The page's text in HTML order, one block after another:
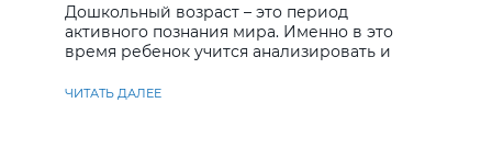
Дошкольный возраст – это период
активного познания мира. Именно в это
время ребенок учится анализировать и
ЧИТАТЬ ДАЛЕЕ